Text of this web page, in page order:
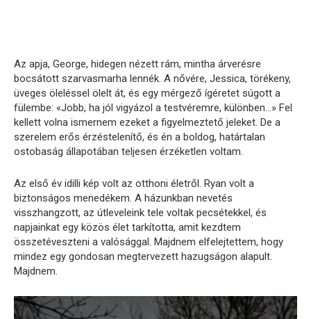
Az apja, George, hidegen nézett rám, mintha árverésre
bocsátott szarvasmarha lennék. A nővére, Jessica, törékeny,
üveges öleléssel ölelt át, és egy mérgező ígéretet súgott a
fülembe: «Jobb, ha jól vigyázol a testvéremre, különben…» Fel
kellett volna ismernem ezeket a figyelmeztető jeleket. De a
szerelem erős érzéstelenítő, és én a boldog, határtalan
ostobaság állapotában teljesen érzéketlen voltam.
Az első év idilli kép volt az otthoni életről. Ryan volt a
biztonságos menedékem. A házunkban nevetés
visszhangzott, az útleveleink tele voltak pecsétekkel, és
napjainkat egy közös élet tarkította, amit kezdtem
összetéveszteni a valósággal. Majdnem elfelejtettem, hogy
mindez egy gondosan megtervezett hazugságon alapult.
Majdnem.